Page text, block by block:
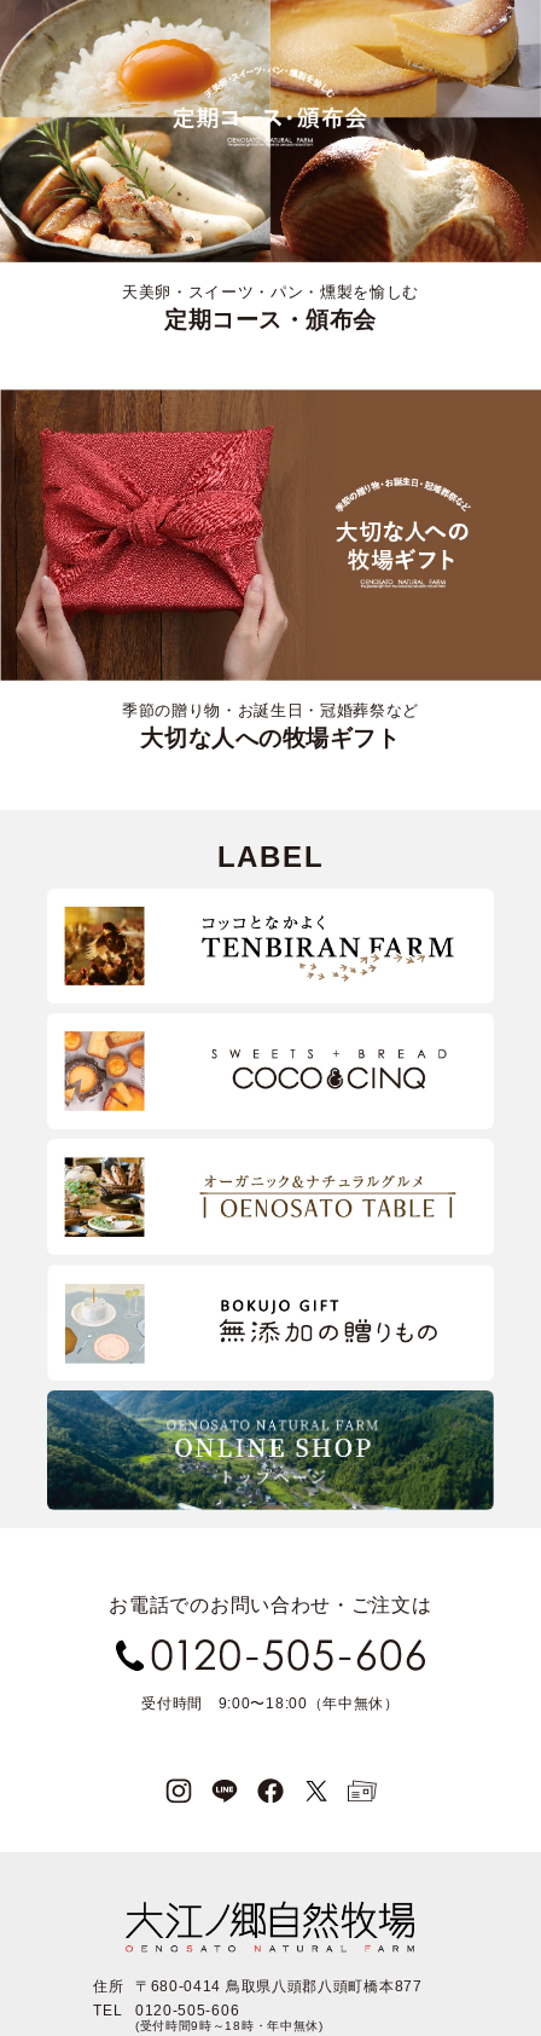
天美卵・スイーツ・パン・燻製を愉しむ
定期コース・頒布会
季節の贈り物・お誕生日・冠婚葬祭など
大切な人への牧場ギフト
LABEL
お電話でのお問い合わせ・ご注文は
受付時間 9:00〜18:00（年中無休）
住所
〒680-0414 鳥取県八頭郡八頭町橋本877
TEL
0120-505-606
(受付時間9時～18時・年中無休)